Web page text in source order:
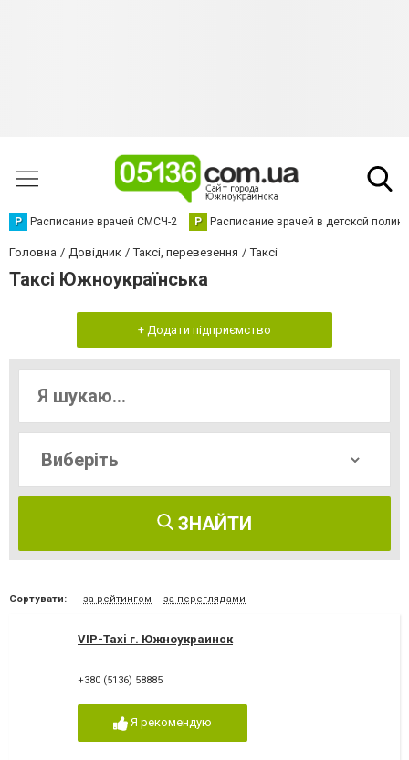
Р Расписание врачей СМСЧ-2 Р Расписание врачей в детской
Головна Довідник Таксі, перевезення Таксі
Таксі Южноукраїнська
+ Додати підприємство
ЗНАЙТИ
Сортувати: за рейтингом за переглядами
VIP-Taxi г. Южноукраинск
+380 (5136) 58885
Я рекомендую